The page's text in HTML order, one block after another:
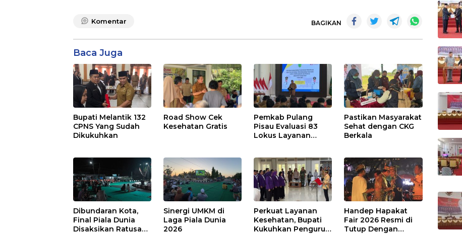
Komentar BAGIKAN
Baca Juga
Bupati Melantik 132
CPNS Yang Sudah
Dikukuhkan
Road Show Cek
Kesehatan Gratis
Pemkab Pulang
Pisau Evaluasi 83
Lokus Layanan
Pastikan Masyarakat
Sehat dengan CKG
Berkala
Dibundaran Kota,
Final Piala Dunia
Disaksikan Ratusan
Sinergi UMKM di
Laga Piala Dunia
2026
Perkuat Layanan
Kesehatan, Bupati
Kukuhkan Pengurus
Handep Hapakat
Fair 2026 Resmi di
Tutup Dengan